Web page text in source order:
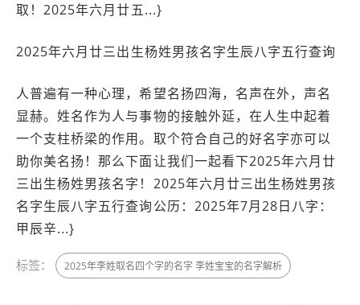
取！2025年六月廿五...}
2025年六月廿三出生杨姓男孩名字生辰八字五行查询
人普遍有一种心理，希望名扬四海，名声在外，声名
显赫。姓名作为人与事物的接触外延，在人生中起着
一个支柱桥梁的作用。取个符合自己的好名字亦可以
助你美名扬！那么下面让我们一起看下2025年六月廿
三出生杨姓男孩名字！2025年六月廿三出生杨姓男孩
名字生辰八字五行查询公历：2025年7月28日八字：
甲辰辛...}
标签： 2025年李姓取名四个字的名字 李姓宝宝的名字解析